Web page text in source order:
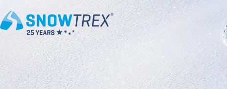
Abonnieren Sie unseren Newsletter und erfahren Sie als Erster von